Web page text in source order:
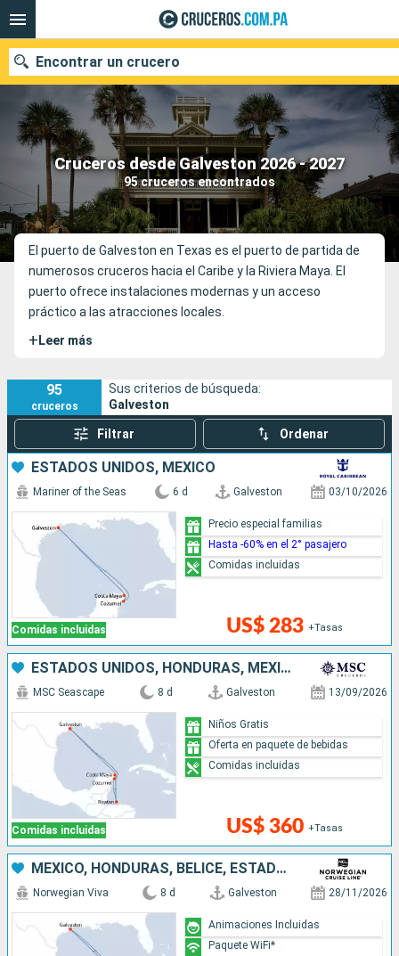
Cruceros desde Galveston 2026 - 2027
95 cruceros encontrados
Encontrar un crucero
Nuestros destinos
Fecha de salida
Puertos Compañías
Buscar
El puerto de Galveston en Texas es el puerto de partida de
numerosos cruceros hacia el Caribe y la Riviera Maya. El
puerto ofrece instalaciones modernas y un acceso
práctico a las atracciones locales.
+ Leer más
95
cruceros
Sus criterios de búsqueda:
Galveston
Filtrar Ordenar
ESTADOS UNIDOS, MÉXICO
Comidas incluidas
Mariner of the Seas 6 d Galveston 03/10/2026
US$ 283 +Tasas
Precio especial familias
Hasta -60% en el 2° pasajero
Comidas incluidas
ESTADOS UNIDOS, HONDURAS, MÉXICO
Comidas incluidas
MSC Seascape 8 d Galveston 13/09/2026
US$ 360 +Tasas
Niños Gratis
Oferta en paquete de bebidas
Comidas incluidas
MÉXICO, HONDURAS, BELICE, ESTADOS UNIDOS
Norwegian Viva 8 d Galveston 28/11/2026
Animaciones Incluidas
Paquete WiFi*